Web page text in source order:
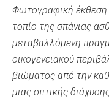
Φωτογραφική έκθεση
τοπίο της σπάνιας
μεταβαλλόμενη
οικογενειακού
βιώματος από την
μιας οπτικής